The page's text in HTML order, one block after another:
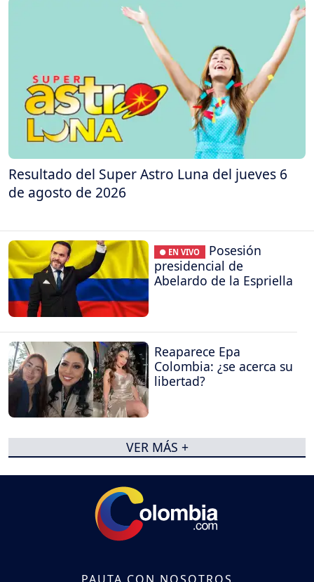
Resultado del Super Astro Luna del jueves 6
de agosto de 2026
● EN VIVO
Posesión
presidencial de
Abelardo de la Espriella
Reaparece Epa
Colombia: ¿se acerca su
libertad?
VER MÁS +